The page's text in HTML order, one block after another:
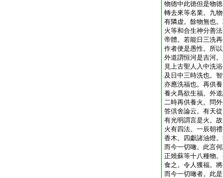
物徳中此徳但是物
轉去來等名業。九
有隣虚。餘物無也
火等和合生神分善
帝體。若能日三洗
作者便是愚性。所
外道謂恒河是吉河
見上古聖人入中洗
及日中三時洗也。
亦應洗福也。再供
養火爲欲生福。外
二時再供養火。問
答倶舍論云。有天
有光明謂言是火。
火有四法。一辰朝
香木。四獻諸油燈
而今一切噉。此言
正燒蘇等十八種物
食之。令人獲福。
而今一切噉者。此